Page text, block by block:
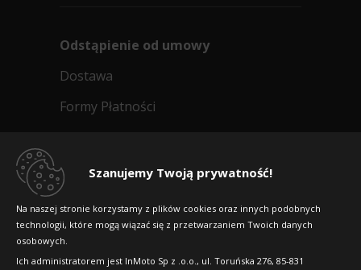
Szanujemy Twoją prywatność!
Na naszej stronie korzystamy z plików cookies oraz innych podobnych
technologii, które mogą wiązać się z przetwarzaniem Twoich danych
osobowych.
Ich administratorem jest InMoto Sp z .o.o., ul. Toruńska 276, 85-831
Odstąpienie od umowy
Dostawa
Formy Płatności
Dlaczego warto kupić w 24opony.pl
Raty
FAQ